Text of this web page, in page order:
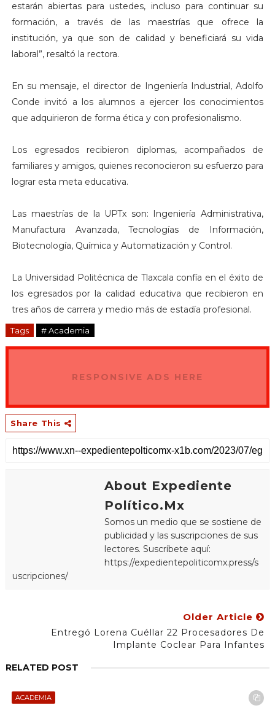
estarán abiertas para ustedes, incluso para continuar su
formación, a través de las maestrías que ofrece la
institución, ya que son de calidad y beneficiará su vida
laboral”, resaltó la rectora.
En su mensaje, el director de Ingeniería Industrial, Adolfo
Conde invitó a los alumnos a ejercer los conocimientos
que adquirieron de forma ética y con profesionalismo.
Los egresados recibieron diplomas, acompañados de
familiares y amigos, quienes reconocieron su esfuerzo para
lograr esta meta educativa.
Las maestrías de la UPTx son: Ingeniería Administrativa,
Manufactura Avanzada, Tecnologías de Información,
Biotecnología, Química y Automatización y Control.
La Universidad Politécnica de Tlaxcala confía en el éxito de
los egresados por la calidad educativa que recibieron en
tres años de carrera y medio más de estadía profesional.
Tags # Academia
RESPONSIVE ADS HERE
Share This
About Expediente
Político.Mx
Somos un medio que se sostiene de
publicidad y las suscripciones de sus
lectores. Suscríbete aquí:
https://expedientepoliticomx.press/s
uscripciones/
Older Article
Entregó Lorena Cuéllar 22 Procesadores De
Implante Coclear Para Infantes
RELATED POST
ACADEMIA